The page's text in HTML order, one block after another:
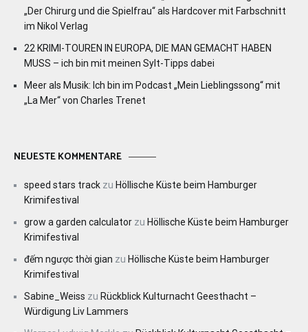
„Der Chirurg und die Spielfrau“ als Hardcover mit Farbschnitt
im Nikol Verlag
22 KRIMI-TOUREN IN EUROPA, DIE MAN GEMACHT HABEN
MUSS – ich bin mit meinen Sylt-Tipps dabei
Meer als Musik: Ich bin im Podcast „Mein Lieblingssong“ mit
„La Mer“ von Charles Trenet
NEUESTE KOMMENTARE
speed stars track zu Höllische Küste beim Hamburger
Krimifestival
grow a garden calculator zu Höllische Küste beim Hamburger
Krimifestival
đếm ngược thời gian zu Höllische Küste beim Hamburger
Krimifestival
Sabine_Weiss zu Rückblick Kulturnacht Geesthacht –
Würdigung Liv Lammers